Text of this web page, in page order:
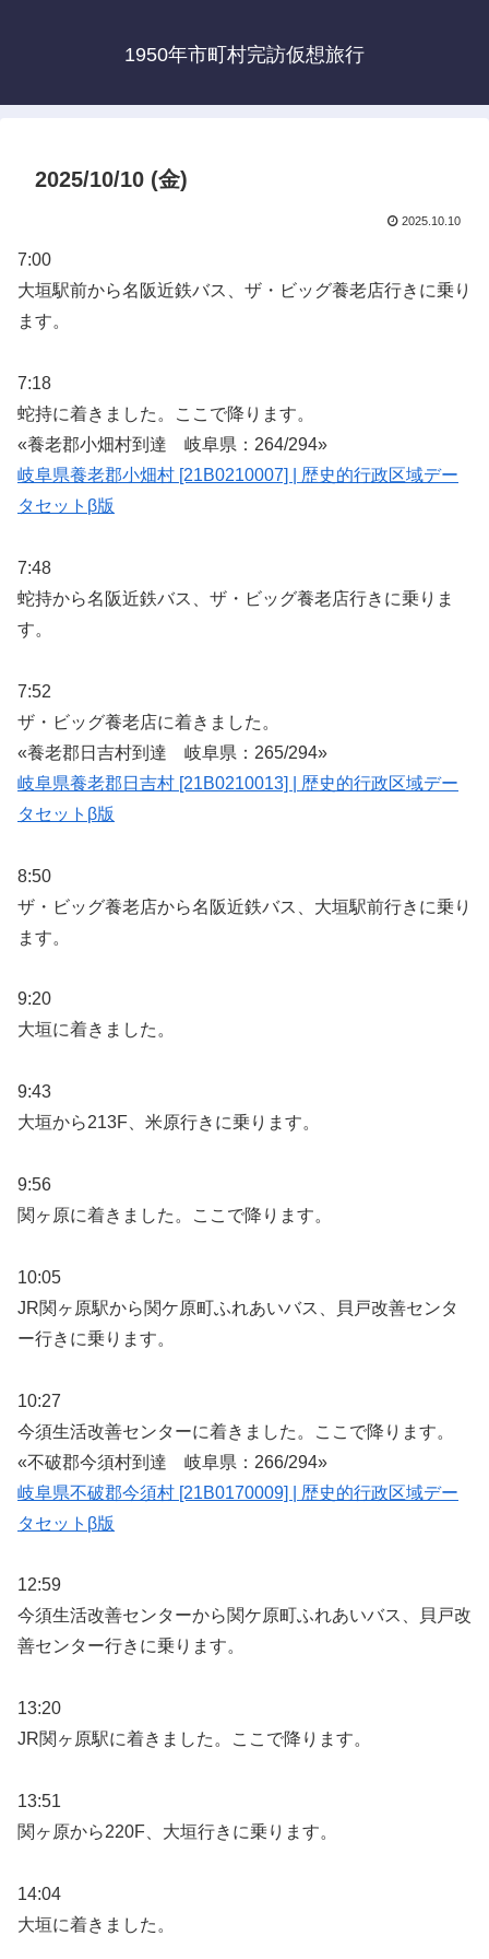
1950年市町村完訪仮想旅行
2025/10/10 (金)
2025.10.10
7:00
大垣駅前から名阪近鉄バス、ザ・ビッグ養老店行きに乗り
ます。
7:18
蛇持に着きました。ここで降ります。
«養老郡小畑村到達 岐阜県：264/294»
岐阜県養老郡小畑村 [21B0210007] | 歴史的行政区域デー
タセットβ版
7:48
蛇持から名阪近鉄バス、ザ・ビッグ養老店行きに乗りま
す。
7:52
ザ・ビッグ養老店に着きました。
«養老郡日吉村到達 岐阜県：265/294»
岐阜県養老郡日吉村 [21B0210013] | 歴史的行政区域デー
タセットβ版
8:50
ザ・ビッグ養老店から名阪近鉄バス、大垣駅前行きに乗り
ます。
9:20
大垣に着きました。
9:43
大垣から213F、米原行きに乗ります。
9:56
関ヶ原に着きました。ここで降ります。
10:05
JR関ヶ原駅から関ケ原町ふれあいバス、貝戸改善センタ
ー行きに乗ります。
10:27
今須生活改善センターに着きました。ここで降ります。
«不破郡今須村到達 岐阜県：266/294»
岐阜県不破郡今須村 [21B0170009] | 歴史的行政区域デー
タセットβ版
12:59
今須生活改善センターから関ケ原町ふれあいバス、貝戸改
善センター行きに乗ります。
13:20
JR関ヶ原駅に着きました。ここで降ります。
13:51
関ヶ原から220F、大垣行きに乗ります。
14:04
大垣に着きました。